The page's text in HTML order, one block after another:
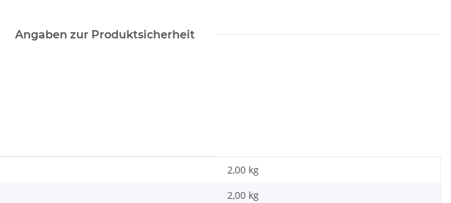
Angaben zur Produktsicherheit
2,00 kg
2,00 kg